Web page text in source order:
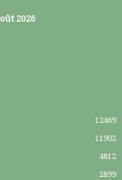
2026
12469
11902
4812
2899